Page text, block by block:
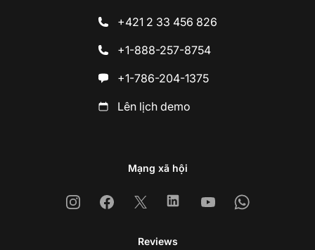
+421 2 33 456 826
+1-888-257-8754
+1-786-204-1375
Lên lịch demo
Mạng xã hội
InstagramFacebook
X LinkedinYoutubeWhatsapp
Reviews